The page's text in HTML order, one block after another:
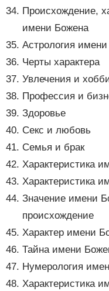
Происхождение,
имени Божена
Астрология имени
Черты характера
Увлечения и
Профессия и
Здоровье
Секс и любовь
Семья и брак
Характеристика
Характеристика
Значение имени
происхождение
Характер имени
Тайна имени
Нумерология
Характеристика